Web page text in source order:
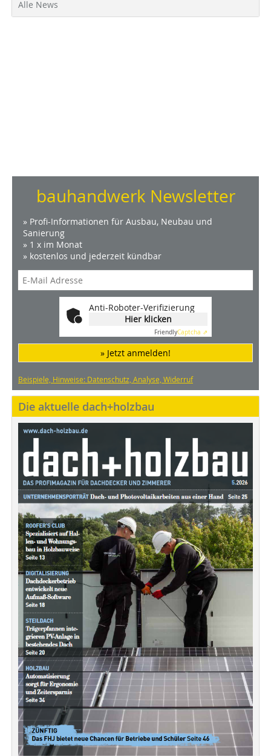
Alle News
bauhandwerk Newsletter
» Profi-Informationen für Ausbau, Neubau und
Sanierung
» 1 x im Monat
» kostenlos und jederzeit kündbar
Anti-Roboter-Verifizierung
Hier klicken
FriendlyCaptcha ⇗
» Jetzt anmelden!
Beispiele, Hinweise: Datenschutz, Analyse, Widerruf
Die aktuelle dach+holzbau